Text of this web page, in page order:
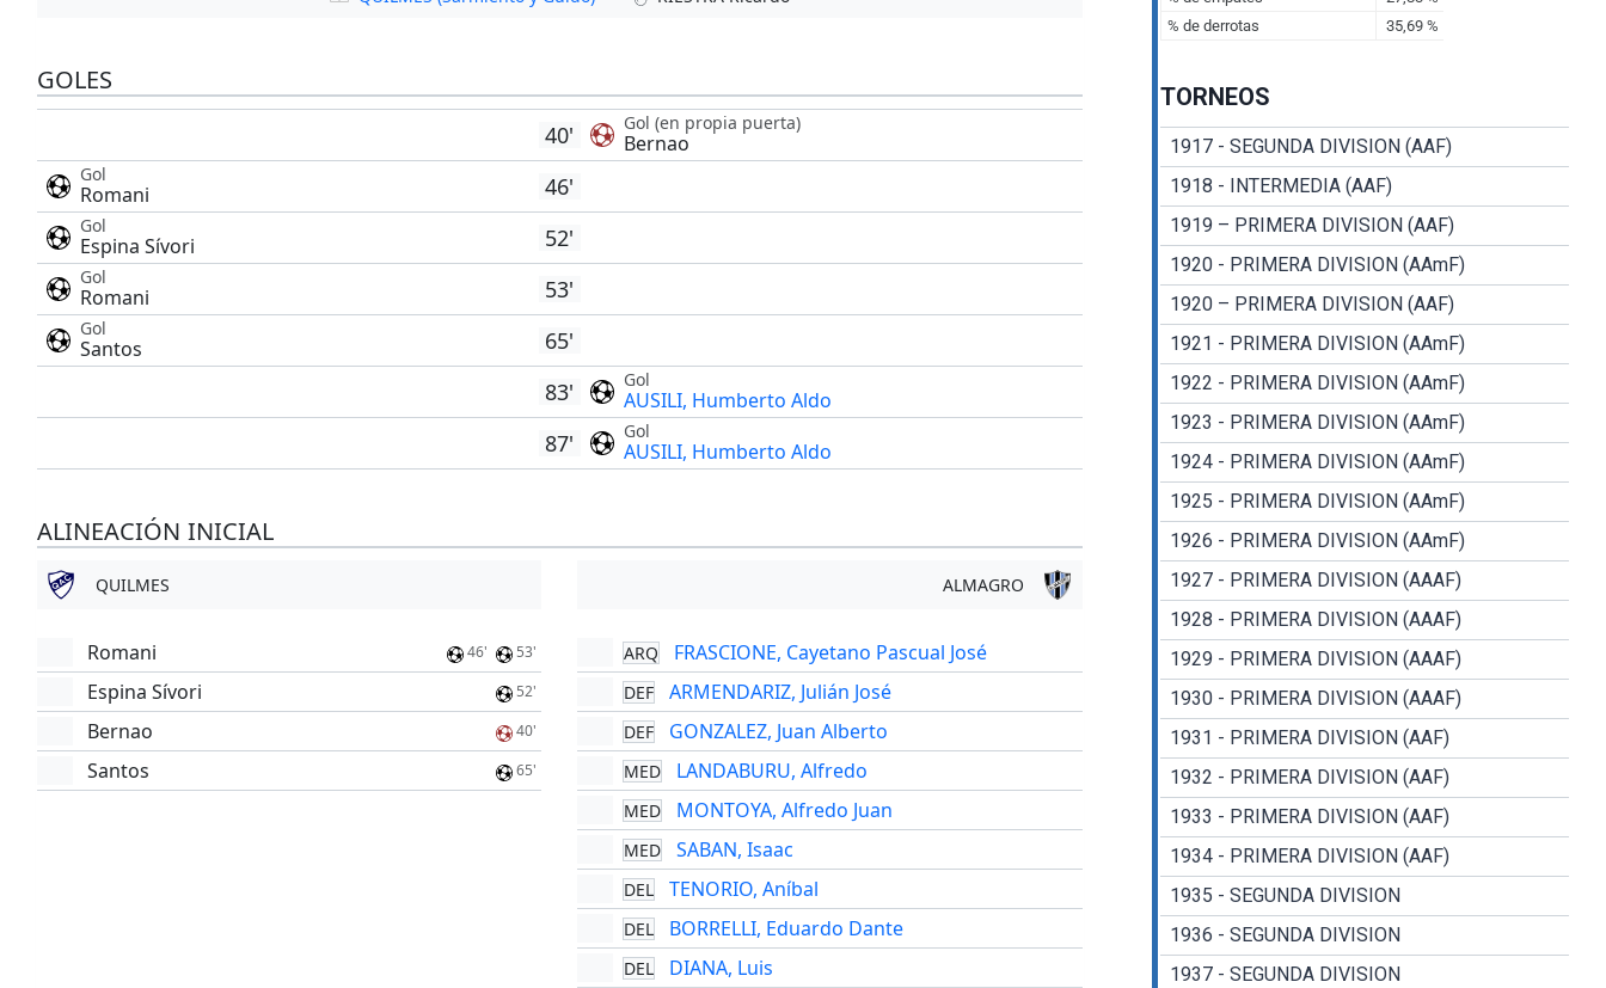
GOLES
40' Gol (en propia puerta)
Bernao
Gol
Romani 46'
Gol
Espina Sívori 52'
Gol
Romani 53'
Gol
Santos
65'
83'
Gol
AUSILI, Humberto Aldo
87' Gol
AUSILI, Humberto Aldo
ALINEACIÓN INICIAL
QUILMES
Romani 46' 53'
Espina Sívori 52'
Bernao 40'
Santos 65'
ALMAGRO
ARQ FRASCIONE, Cayetano Pascual José
DEF ARMENDARIZ, Julián José
DEF GONZALEZ, Juan Alberto
MED LANDABURU, Alfredo
MED MONTOYA, Alfredo Juan
MED SABAN, Isaac
DEL TENORIO, Aníbal
DEL BORRELLI, Eduardo Dante
DEL DIANA, Luis
TORNEOS
1917 - SEGUNDA DIVISION (AAF)
1918 - INTERMEDIA (AAF)
1919 – PRIMERA DIVISION (AAF)
1920 - PRIMERA DIVISION (AAmF)
1920 – PRIMERA DIVISION (AAF)
1921 - PRIMERA DIVISION (AAmF)
1922 - PRIMERA DIVISION (AAmF)
1923 - PRIMERA DIVISION (AAmF)
1924 - PRIMERA DIVISION (AAmF)
1925 - PRIMERA DIVISION (AAmF)
1926 - PRIMERA DIVISION (AAmF)
1927 - PRIMERA DIVISION (AAAF)
1928 - PRIMERA DIVISION (AAAF)
1929 - PRIMERA DIVISION (AAAF)
1930 - PRIMERA DIVISION (AAAF)
1931 - PRIMERA DIVISION (AAF)
1932 - PRIMERA DIVISION (AAF)
1933 - PRIMERA DIVISION (AAF)
1934 - PRIMERA DIVISION (AAF)
1935 - SEGUNDA DIVISION
1936 - SEGUNDA DIVISION
1937 - SEGUNDA DIVISION